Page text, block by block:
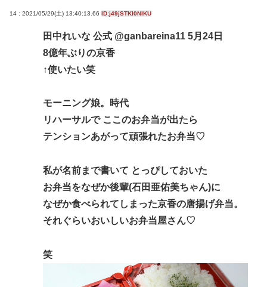
14 : 2021/05/29(土) 13:40:13.66 ID:j49jSTKI0NIKU
田中れいな 公式 @ganbareina11 5月24日
8億年ぶりの京香
↑使いたい笑
モーニング娘。時代
リハーサルで ここのお弁当が出たら
テンションあがって頑張れたお弁当♡
私が名前まで書いて とっぴしておいた
お弁当をなぜか後輩(石田亜佑美ちゃん)に
なぜか食べられてしまった京香の唐揚げ弁当。
それぐらいおいしいお弁当屋さん♡
笑